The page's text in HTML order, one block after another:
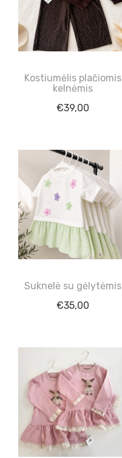
Kostiumėlis plačiomis
kelnėmis
€39,00
Suknelė su gėlytėmis
€35,00